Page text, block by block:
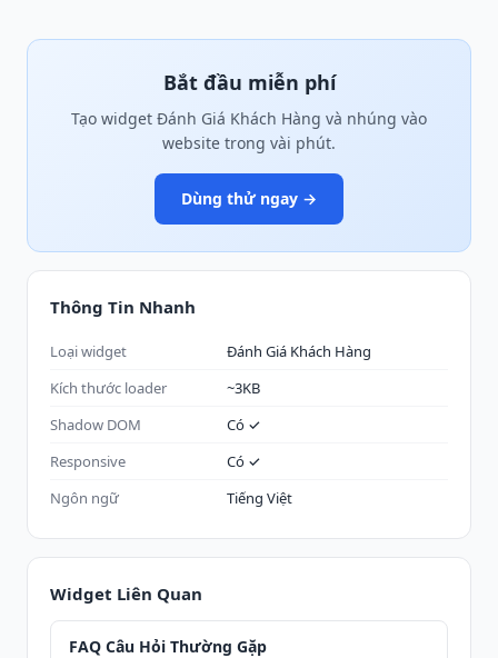
Bắt đầu miễn phí
Tạo widget Đánh Giá Khách Hàng và nhúng vào
website trong vài phút.
Dùng thử ngay →
Thông Tin Nhanh
Loại widget
Đánh Giá Khách Hàng
Kích thước loader
~3KB
Shadow DOM
Có ✓
Responsive
Có ✓
Ngôn ngữ
Tiếng Việt
Widget Liên Quan
FAQ Câu Hỏi Thường Gặp